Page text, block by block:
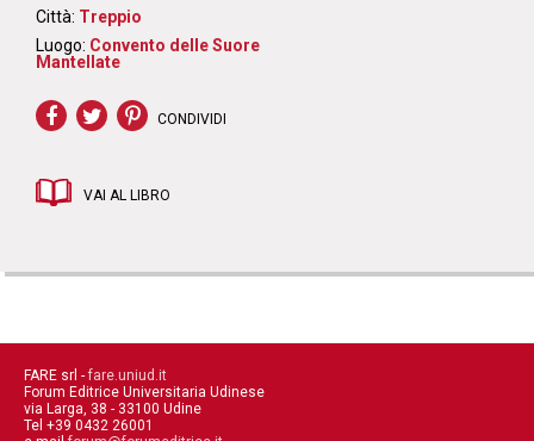
Città: Treppio
Luogo: Convento delle Suore
Mantellate
CONDIVIDI
VAI AL LIBRO
FARE srl - fare.uniud.it
Forum Editrice Universitaria Udinese
via Larga, 38 - 33100 Udine
Tel +39 0432 26001